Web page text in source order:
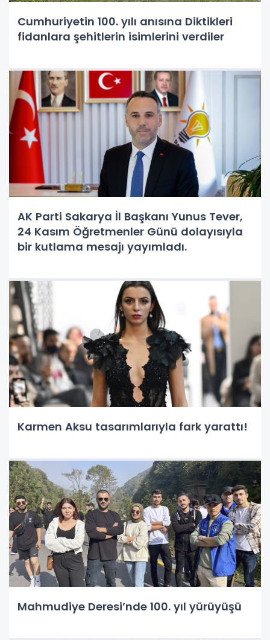
Cumhuriyetin 100. yılı anısına Diktikleri
fidanlara şehitlerin isimlerini verdiler
AK Parti Sakarya İl Başkanı Yunus Tever,
24 Kasım Öğretmenler Günü dolayısıyla
bir kutlama mesajı yayımladı.
Karmen Aksu tasarımlarıyla fark yarattı!
Mahmudiye Deresi’nde 100. yıl yürüyüşü